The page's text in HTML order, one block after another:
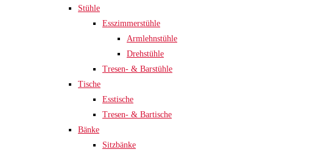
Stühle
Esszimmerstühle
Armlehnstühle
Drehstühle
Tresen- & Barstühle
Tische
Esstische
Tresen- & Bartische
Bänke
Sitzbänke